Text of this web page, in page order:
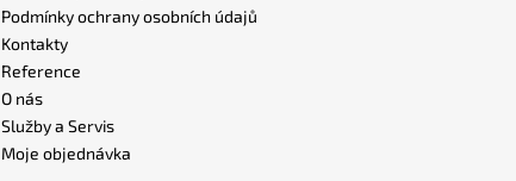
Podmínky ochrany osobních údajů
Kontakty
Reference
O nás
Služby a Servis
Moje objednávka